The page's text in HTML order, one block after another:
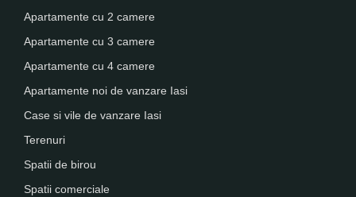
Apartamente cu 2 camere
Apartamente cu 3 camere
Apartamente cu 4 camere
Apartamente noi de vanzare Iasi
Case si vile de vanzare Iasi
Terenuri
Spatii de birou
Spatii comerciale